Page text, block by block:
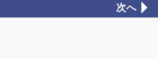
次へ